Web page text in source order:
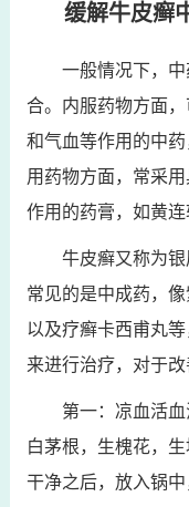
缓解牛皮癣
一般情况下，
合。内服药物方面
和气血等作用的中
用药物方面，常采
作用的药膏，如黄连
牛皮癣又称为
常见的是中成药，
以及疗癣卡西甫丸
来进行治疗，对于
第一：凉血活
白茅根，生槐花，
干净之后，放入锅